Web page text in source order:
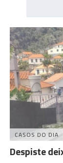
CASOS DO DIA
Despiste